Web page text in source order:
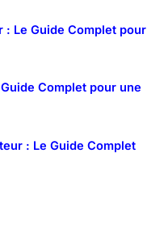
Le Guide Complet pour
Complet pour une
: Le Guide Complet